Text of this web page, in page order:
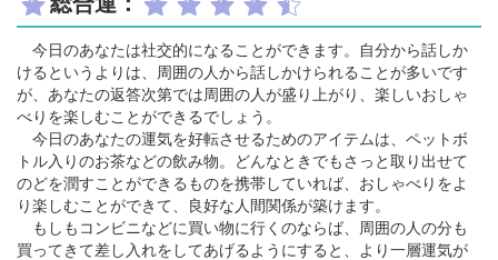
今日のあなたは社交的になることができます。自分から話しか
けるというよりは、周囲の人から話しかけられることが多いです
が、あなたの返答次第では周囲の人が盛り上がり、楽しいおしゃ
べりを楽しむことができるでしょう。
今日のあなたの運気を好転させるためのアイテムは、ペットボ
トル入りのお茶などの飲み物。どんなときでもさっと取り出せて
のどを潤すことができるものを携帯していれば、おしゃべりをよ
り楽しむことができて、良好な人間関係が築けます。
もしもコンビニなどに買い物に行くのならば、周囲の人の分も
買ってきて差し入れをしてあげるようにすると、より一層運気が